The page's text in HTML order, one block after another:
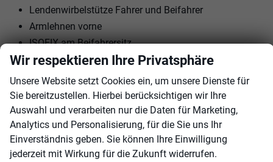
Lendenwirbelstütze Fahrer und Beifahrer
Armlehnen vorne
ISOFIX am Beifahrersitz
Kindersitzvorbereitung (ISOFIX)
Rücksitzbank teilbar
Lenkrad höhenverstellbar
EXTRAS:
Dachreling
Perleffekt
Wir respektieren Ihre Privatsphäre
Unsere Website setzt Cookies ein, um unsere Dienste für
Sie bereitzustellen. Hierbei berücksichtigen wir Ihre
Auswahl und verarbeiten nur die Daten für Marketing,
Analytics und Personalisierung, für die Sie uns Ihr
Einverständnis geben. Sie können Ihre Einwilligung
jederzeit mit Wirkung für die Zukunft widerrufen.